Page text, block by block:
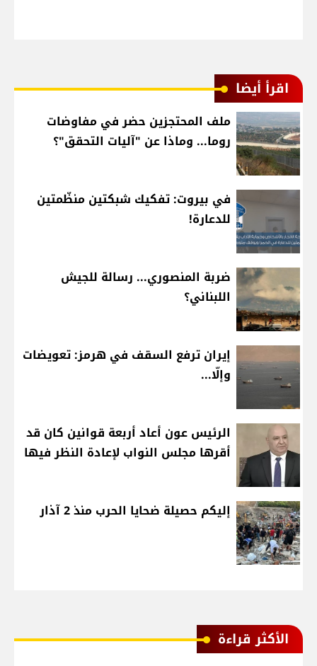
اقرأ أيضا
ملف المحتجزين حضر في مفاوضات
روما... وماذا عن "آليات التحقق"؟
في بيروت: تفكيك شبكتين منظّمتين
للدعارة!
ضربة المنصوري... رسالة للجيش
اللبناني؟
إيران ترفع السقف في هرمز: تعويضات
وإلّا...
الرئيس عون أعاد أربعة قوانين كان قد
أقرها مجلس النواب لإعادة النظر فيها
إليكم حصيلة ضحايا الحرب منذ 2 آذار
الأكثر قراءة